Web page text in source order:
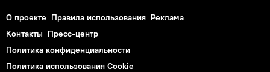
О проекте Правила использования Реклама
Контакты Пресс-центр
Политика конфиденциальности
Политика использования Cookie